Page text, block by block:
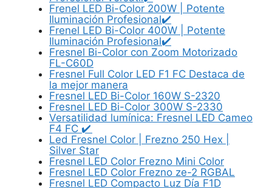
Frenel LED Bi-Color 200W | Potente
Iluminación Profesional✔️
Frenel LED Bi-Color 400W | Potente
Iluminación Profesional✔️
Fresnel Bi-Color con Zoom Motorizado
FL-C60D
Fresnel Full Color LED F1 FC Destaca de
la mejor manera
Fresnel LED Bi-Color 160W S-2320
Fresnel LED Bi-Color 300W S-2330
Versatilidad lumínica: Fresnel LED Cameo
F4 FC ✔️
Led Fresnel Color | Frezno 250 Hex |
Silver Star
Fresnel LED Color Frezno Mini Color
Fresnel LED Color Frezno ze-2 RGBAL
Fresnel LED Compacto Luz Día F1D